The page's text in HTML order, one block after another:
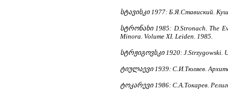
სტავისკი 1977: Б.Я.Ставиский.
სტრონახი 1985: D.Stronach. The
Minora. Volume XI. Leiden. 1985.
სტრჟიგოვსკი 1920: J.Strzygowski.
ტიულაევი 1939: С.И.Тюляев.
ტოკარევი 1986: С.А.Токарев.